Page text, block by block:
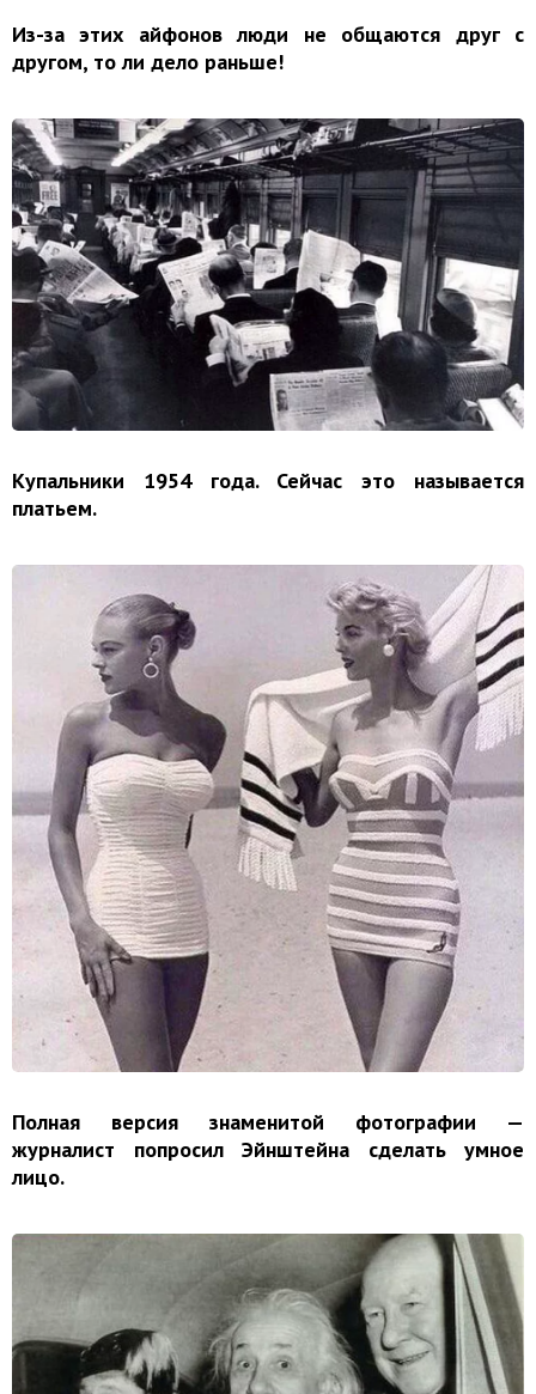
Из-за этих айфонов люди не общаются друг с
другом, то ли дело раньше!
Купальники 1954 года. Сейчас это называется
платьем.
Полная версия знаменитой фотографии —
журналист попросил Эйнштейна сделать умное
лицо.